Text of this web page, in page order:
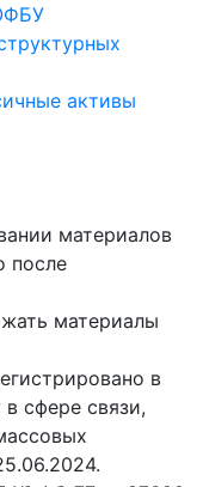
активы
материалов
после
материалы
в
сфере связи,